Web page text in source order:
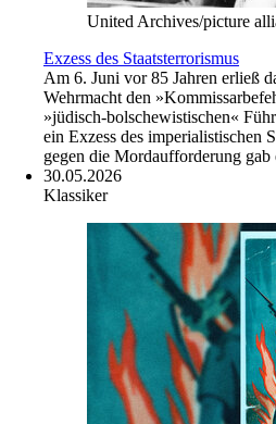
United Archives/picture
Exzess des Staatsterrorismus
Am 6. Juni vor 85 Jahren erließ
Wehrmacht den
»jüdisch-bolschewistischen«
ein Exzess des imperialistischen
gegen die Mordaufforderung gab
30.05.2026
Klassiker